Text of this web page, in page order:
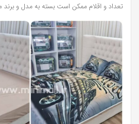
تعداد و اقلام ممکن است بسته به مدل و برند